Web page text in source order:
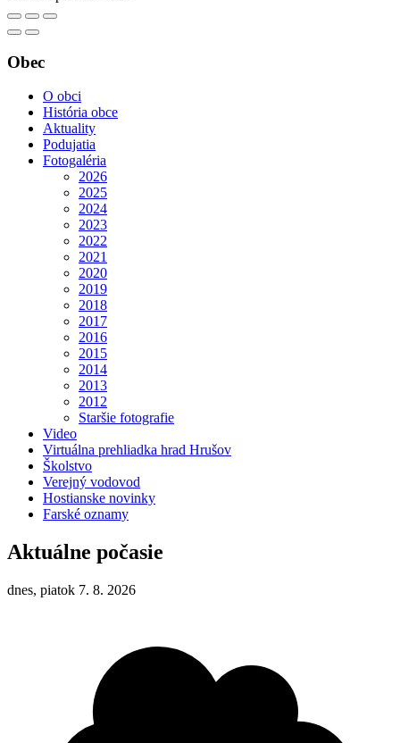
Obec
O obci
História obce
Aktuality
Podujatia
Fotogaléria
2026
2025
2024
2023
2022
2021
2020
2019
2018
2017
2016
2015
2014
2013
2012
Staršie fotografie
Video
Virtuálna prehliadka hrad Hrušov
Školstvo
Verejný vodovod
Hostianske novinky
Farské oznamy
Aktuálne počasie
dnes, piatok 7. 8. 2026